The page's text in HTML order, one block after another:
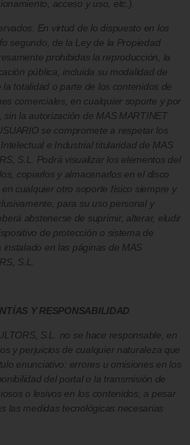
acceso y uso, etc.).
En virtud de lo dispuesto en los
segundo, de la Ley de la Propiedad
prohibidas la reproducción, la
pública, incluida su modalidad de
totalidad o parte de los contenidos de
comerciales, en cualquier soporte y por
sin la autorización de MAS MARTINET
se compromete a respetar los
e Industrial titularidad de MAS
S.L. Podrá visualizar los elementos del
copiarlos y almacenarlos en el disco
cualquier otro soporte físico siempre y
para su uso personal y
abstenerse de suprimir, alterar, eludir
de protección o sistema de
en las páginas de MAS
S.L.
Y RESPONSABILIDAD
S.L. no se hace responsable, en
y perjuicios de cualquier naturaleza que
enunciativo: errores u omisiones en los
del portal o la transmisión de
o lesivos en los contenidos, a pesar
las medidas tecnológicas necesarias